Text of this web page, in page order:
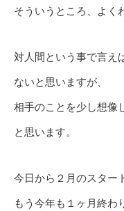
そういうところ、よく
対人間という事で言え
ないと思いますが、
相手のことを少し想像
と思います。
今日から２月のスター
もう今年も１ヶ月終わ